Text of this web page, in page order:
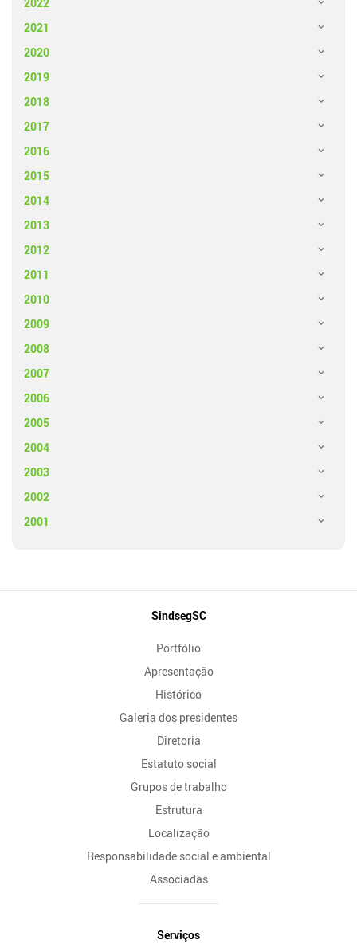
2021
2020
2019
2018
2017
2016
2015
2014
2013
2012
2011
2010
2009
2008
2007
2006
2005
2004
2003
2002
2001
SindsegSC
Portfólio
Apresentação
Histórico
Galeria dos presidentes
Diretoria
Estatuto social
Grupos de trabalho
Estrutura
Localização
Responsabilidade social e ambiental
Associadas
Serviços